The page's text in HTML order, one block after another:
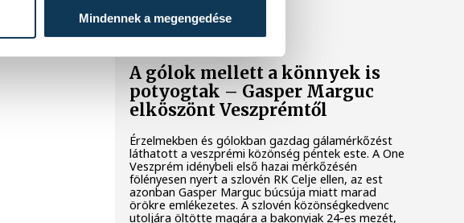
Mindennek a megengedése
A gólok mellett a könnyek is
potyogtak – Gasper Marguc
elköszönt Veszprémtől
Érzelmekben és gólokban gazdag gálamérkőzést
láthatott a veszprémi közönség péntek este. A One
Veszprém idénybeli első hazai mérkőzésén
fölényesen nyert a szlovén RK Celje ellen, az est
azonban Gasper Marguc búcsúja miatt marad
örökre emlékezetes. A szlovén közönségkedvenc
utoljára öltötte magára a bakonyiak 24-es mezét,